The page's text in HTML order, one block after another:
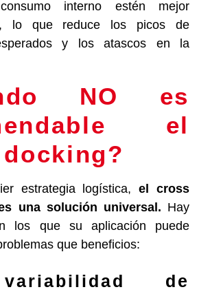
interno estén mejor
lo que reduce los picos de
y los atascos en la
NO es
el
estrategia logística,el cross
una solución universal. Hay
los que su aplicación puede
que beneficios:
de